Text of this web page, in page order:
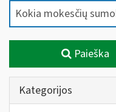
Paieška
Kategorijos